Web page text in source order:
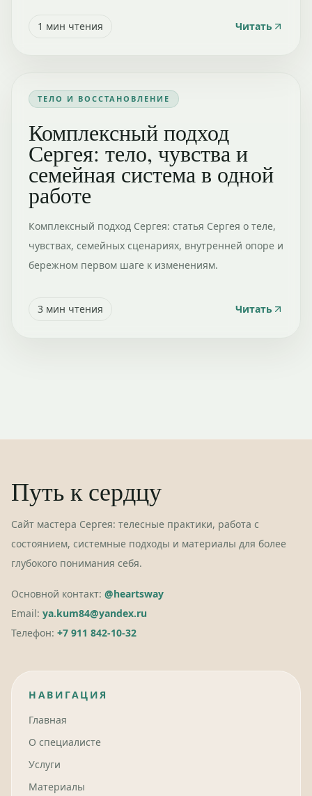
1 мин чтения Читать
ТЕЛО И ВОССТАНОВЛЕНИЕ
Комплексный подход
Сергея: тело, чувства и
семейная система в одной
работе
Комплексный подход Сергея: статья Сергея о теле,
чувствах, семейных сценариях, внутренней опоре и
бережном первом шаге к изменениям.
3 мин чтения Читать
Путь к сердцу
Сайт мастера Сергея: телесные практики, работа с
состоянием, системные подходы и материалы для более
глубокого понимания себя.
Основной контакт: @heartsway
Email: ya.kum84@yandex.ru
Телефон: +7 911 842-10-32
НАВИГАЦИЯ
Главная
О специалисте
Услуги
Материалы